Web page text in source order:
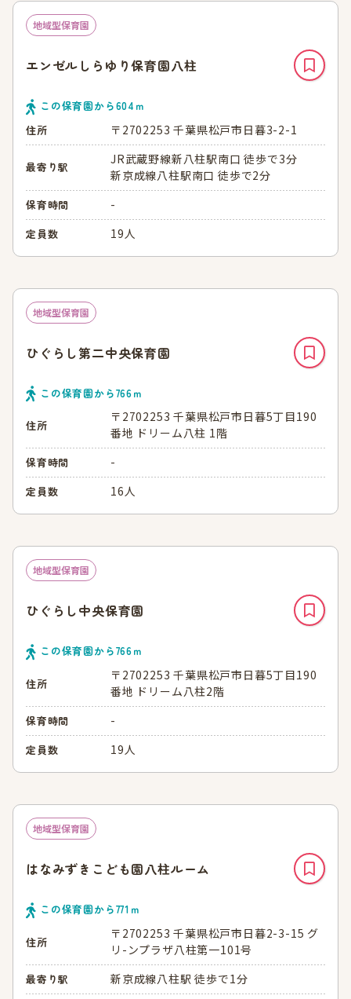
地域型保育園
エンゼルしらゆり保育園八柱
この保育園から604 ｍ
住所
〒2702253 千葉県松戸市日暮3-2-1
最寄り駅
JR武蔵野線新八柱駅南口 徒歩で3分
新京成線八柱駅南口 徒歩で2分
保育時間 -
定員数 19人
地域型保育園
ひぐらし第二中央保育園
この保育園から766ｍ
住所
〒2702253 千葉県松戸市日暮5丁目190
番地 ドリーム八柱 1階
保育時間 -
定員数 16人
地域型保育園
ひぐらし中央保育園
この保育園から766ｍ
住所
〒2702253 千葉県松戸市日暮5丁目190
番地 ドリーム八柱2階
保育時間 -
定員数 19人
地域型保育園
はなみずきこども園八柱ルーム
この保育園から771 ｍ
住所
〒2702253 千葉県松戸市日暮2-3-15 グ
リ-ンプラザ八柱第一101号
最寄り駅 新京成線八柱駅 徒歩で1分